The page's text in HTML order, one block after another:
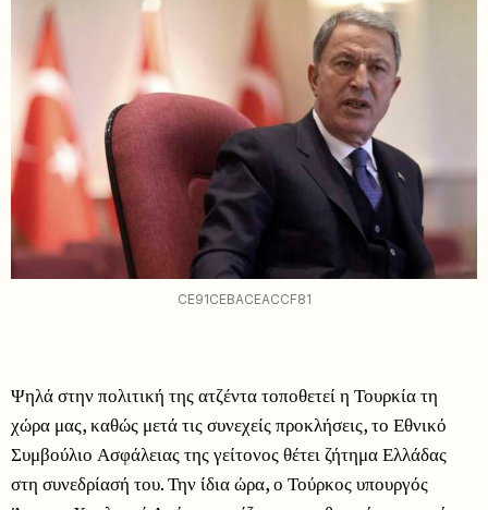
CE91CEBACEACCF81
Ψηλά στην πολιτική της ατζέντα τοποθετεί η Τουρκία τη
χώρα μας, καθώς μετά τις συνεχείς προκλήσεις, το Εθνικό
Συμβούλιο Ασφάλειας της γείτονος θέτει ζήτημα Ελλάδας
στη συνεδρίασή του. Την ίδια ώρα, ο Τούρκος υπουργός